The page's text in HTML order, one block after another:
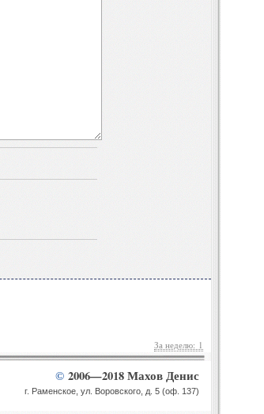
За неделю: 1
© 2006—2018Махов Денис
г. Раменское, ул. Воровского, д. 5 (оф. 137)